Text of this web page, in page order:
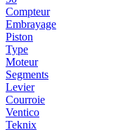
Compteur
Embrayage
Piston
Type
Moteur
Segments
Levier
Courroie
Ventico
Teknix